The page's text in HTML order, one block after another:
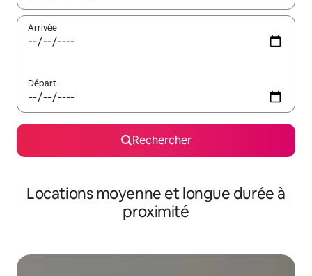
Arrivée
Départ
Rechercher
Locations moyenne et longue durée à
proximité